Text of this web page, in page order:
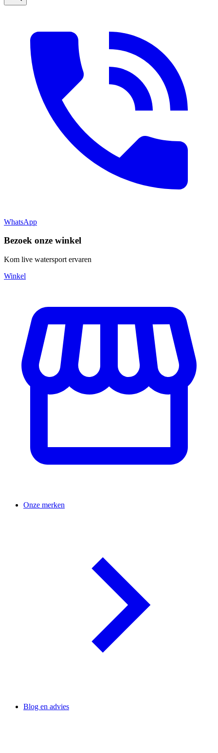
WhatsApp
Bezoek onze winkel
Kom live watersport ervaren
Winkel
Onze merken
Blog en advies